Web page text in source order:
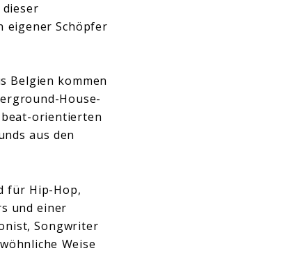
eigener Schöpfer
Belgien kommen
House-
orientierten
aus den
für Hip-Hop,
und einer
Songwriter
Weise